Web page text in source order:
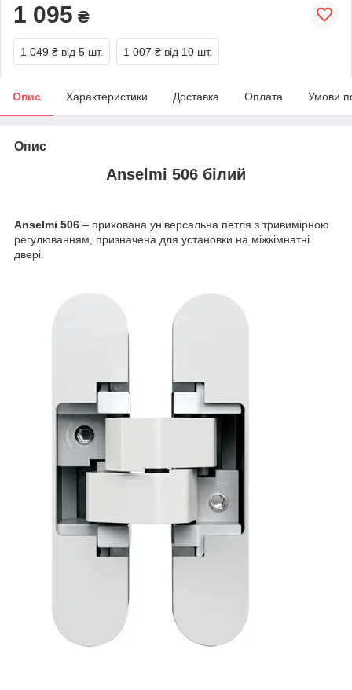
1 095 ₴
1 049 ₴ від 5 шт. 1 007 ₴ від 10 шт.
Опис Характеристики Доставка Оплата Умови
Опис
Anselmi 506 білий
Anselmi 506 – прихована універсальна петля з тривимірною
регулюванням, призначена для установки на міжкімнатні
двері.